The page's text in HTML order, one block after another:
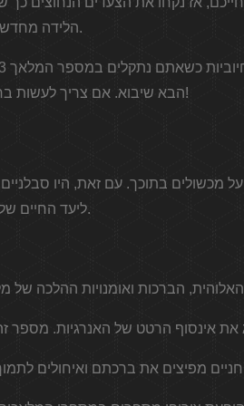
הלידה מחדש.
הבא שיבוא. אם צריך לעשות בחירה, תוכלו לבחור!
מכשולים בתוכך. עם זאת, היו
ליעד החיים שלך.